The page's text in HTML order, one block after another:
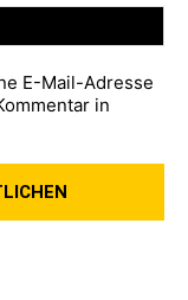
E-Mail-Adresse
in